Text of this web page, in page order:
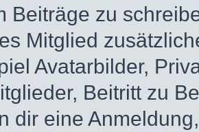
Beiträge zu
Mitglied
Avatarbilder,
Beitritt zu
dir eine